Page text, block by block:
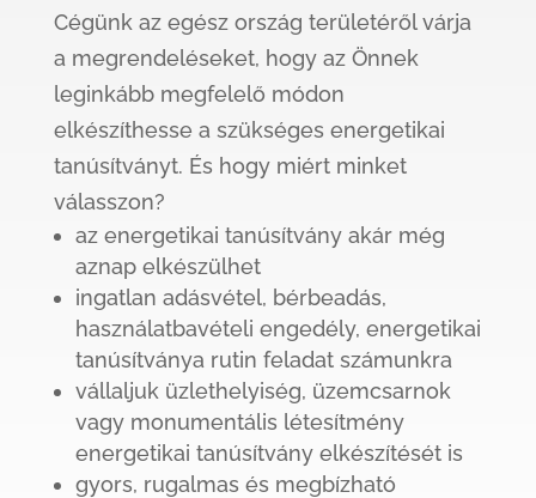
Cégünk az egész ország területéről várja
a megrendeléseket, hogy az Önnek
leginkább megfelelő módon
elkészíthesse a szükséges energetikai
tanúsítványt. És hogy miért minket
válasszon?
az energetikai tanúsítvány akár még
aznap elkészülhet
ingatlan adásvétel, bérbeadás,
használatbavételi engedély, energetikai
tanúsítványa rutin feladat számunkra
vállaljuk üzlethelyiség, üzemcsarnok
vagy monumentális létesítmény
energetikai tanúsítvány elkészítését is
gyors, rugalmas és megbízható